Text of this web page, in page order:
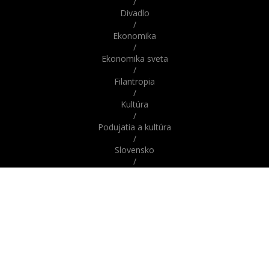
Divadlo
/
Ekonomika
/
Ekonomika sveta
/
Filantropia
/
Kultúra
/
Podujatia a kultúra
/
Slovensko
/